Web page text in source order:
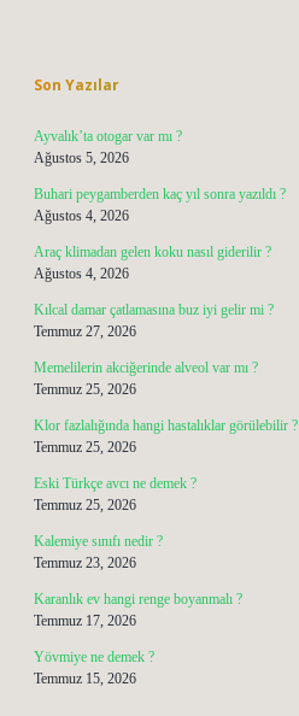
Son Yazılar
Ayvalık’ta otogar var mı ?
Ağustos 5, 2026
Buhari peygamberden kaç yıl sonra yazıldı ?
Ağustos 4, 2026
Araç klimadan gelen koku nasıl giderilir ?
Ağustos 4, 2026
Kılcal damar çatlamasına buz iyi gelir mi ?
Temmuz 27, 2026
Memelilerin akciğerinde alveol var mı ?
Temmuz 25, 2026
Klor fazlalığında hangi hastalıklar görülebilir ?
Temmuz 25, 2026
Eski Türkçe avcı ne demek ?
Temmuz 25, 2026
Kalemiye sınıfı nedir ?
Temmuz 23, 2026
Karanlık ev hangi renge boyanmalı ?
Temmuz 17, 2026
Yövmiye ne demek ?
Temmuz 15, 2026